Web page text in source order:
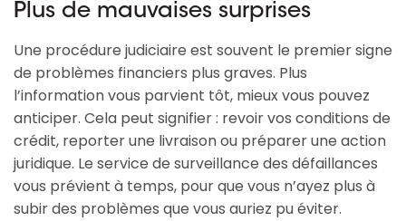
Plus de mauvaises surprises
Une procédure judiciaire est souvent le premier signe
de problèmes financiers plus graves. Plus
l’information vous parvient tôt, mieux vous pouvez
anticiper. Cela peut signifier : revoir vos conditions de
crédit, reporter une livraison ou préparer une action
juridique. Le service de surveillance des défaillances
vous prévient à temps, pour que vous n’ayez plus à
subir des problèmes que vous auriez pu éviter.